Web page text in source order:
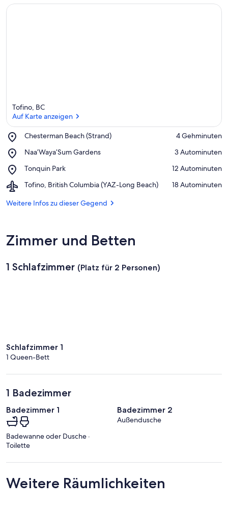
Tofino, BC
Auf Karte anzeigen
Chesterman Beach (Strand)
Place,
Beach
‪4 Gehminuten‬
Naa’Waya’Sum Gardens
Place,
Gardens
‪3 Autominuten‬
Tonquin Park
Place,
Park
‪12 Autominuten‬
Tofino, British Columbia (YAZ-Long Beach)
Airport,
British
Beach)
‪18 Autominuten‬
Weitere Infos zu dieser Gegend
Zimmer und Betten
1 Schlafzimmer (Platz für 2 Personen)
Schlafzimmer 1
1 Queen-Bett
1 Badezimmer
Badezimmer 1
Badewanne oder Dusche ·
Toilette
Badezimmer 2
Außendusche
Weitere Räumlichkeiten